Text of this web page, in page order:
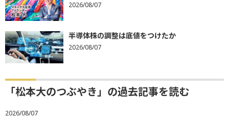
2026/08/07
半導体株の調整は底値をつけたか
2026/08/07
「松本大のつぶやき」の過去記事を読む
2026/08/07